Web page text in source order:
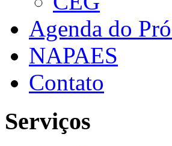
Agenda do
NAPAES
Contato
Serviços